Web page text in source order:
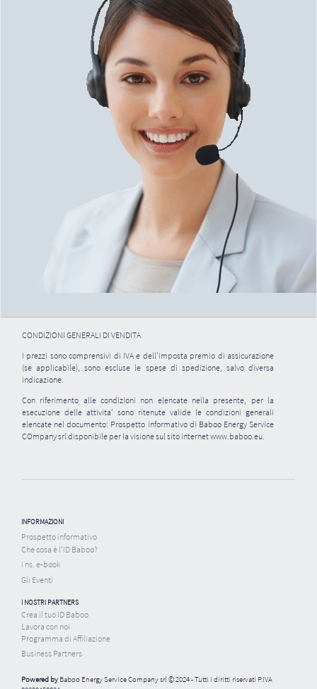
CONDIZIONI GENERALI DI VENDITA
I prezzi sono comprensivi di IVA e dell'imposta premio di assicurazione
(se applicabile), sono escluse le spese di spedizione, salvo diversa
indicazione.
Con riferimento alle condizioni non elencate nella presente, per la
esecuzione delle attivita' sono ritenute valide le condizioni generali
elencate nel documento: Prospetto informativo di Baboo Energy Service
COmpany srl disponibile per la visione sul sito internet www.baboo.eu.
INFORMAZIONI
Prospetto informativo
Che cosa è l'ID Baboo?
i ns. e-book
Gli Eventi
I NOSTRI PARTNERS
Crea il tuo ID Baboo
Lavora con noi
Programma di Affiliazione
Business Partners
Powered by Baboo Energy Service Company srl © 2024 - Tutti i diritti riservati P.IVA